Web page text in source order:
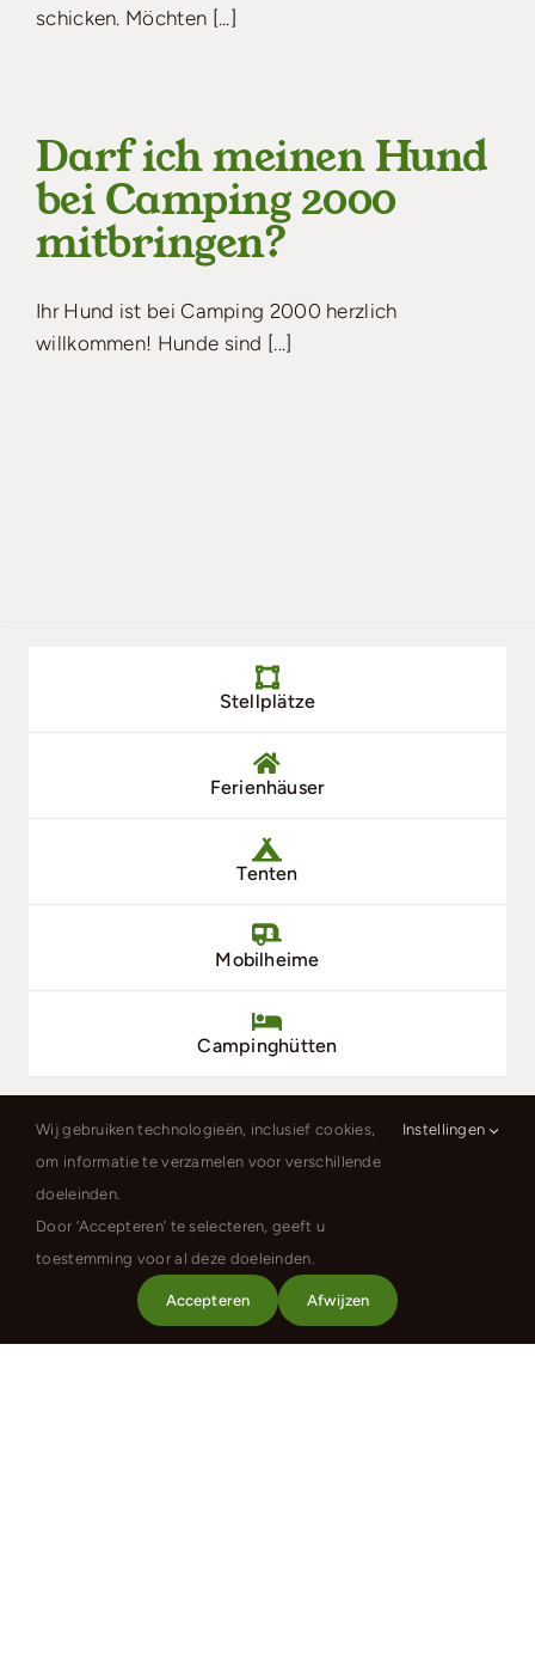
schicken. Möchten [...]
Darf ich meinen Hund
bei Camping 2000
mitbringen?
Ihr Hund ist bei Camping 2000 herzlich
willkommen! Hunde sind [...]
Stellplätze
Ferienhäuser
Tenten
Mobilheime
Campinghütten
Einrichtungen
Aktuelles
Kontakt
Preisliste
Häufig gestellte Fragen
Wij gebruiken technologieën, inclusief cookies,
om informatie te verzamelen voor verschillende
doeleinden.
Door ‘Accepteren’ te selecteren, geeft u
toestemming voor al deze doeleinden.
Instellingen
Accepteren Afwijzen